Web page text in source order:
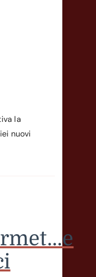
la
nuovi